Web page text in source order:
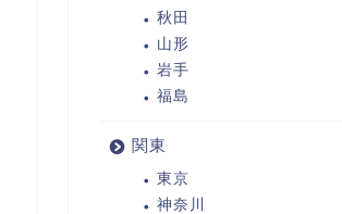
秋田
山形
岩手
福島
関東
東京
神奈川